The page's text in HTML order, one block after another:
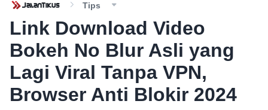
Tips
Link Download Video
Bokeh No Blur Asli yang
Lagi Viral Tanpa VPN,
Browser Anti Blokir 2024